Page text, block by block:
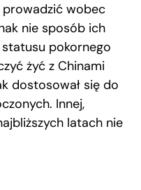
prowadzić wobec
nie sposób ich
pokornego
żyć z Chinami
dostosował się do
Innej,
latach nie